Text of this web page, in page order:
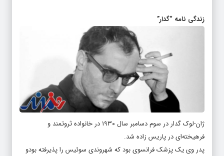
زندگی نامه “گدار”
ژان-لوک گدار در سوم دسامبر سال ۱۹۳۰ در خانواده ثروتمند و
فرهیخته‌ای در پاریس زاده شد.
پدر وی یک پزشک فرانسوی بود که شهروندی سوئیس را پذیرفته بودو